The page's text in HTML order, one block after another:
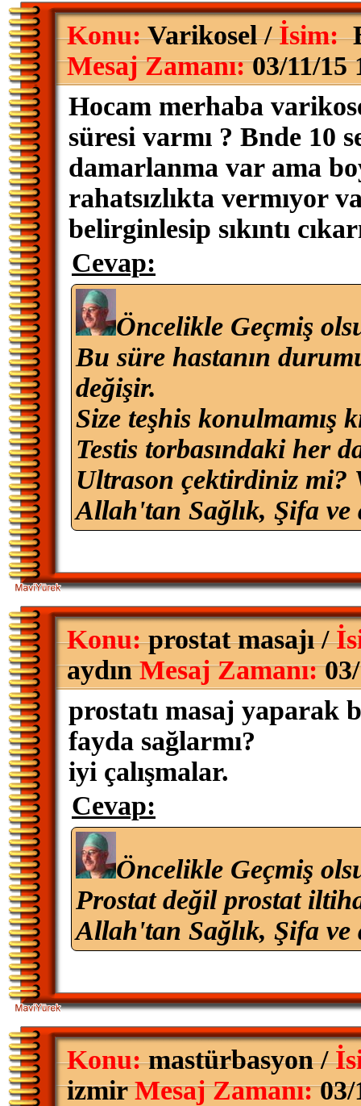
Konu:Varikosel /İsim:
Mesaj Zamanı:03/11/15
Hocam merhaba
süresi varmı ? Bnde 10
damarlanma var ama
rahatsızlıkta vermıyor
belirginlesip sıkıntı
Cevap:
Öncelikle Geçmiş
Bu süre hastanın
değişir.
Size teşhis konulmamış
Testis torbasındaki her
Ultrason çektirdiniz mi?
Allah'tan Sağlık, Şifa
Konu:prostat masajı /
aydınMesaj Zamanı:03/
prostatı masaj yaparak
fayda sağlarmı?
iyi çalışmalar.
Cevap:
Öncelikle Geçmiş
Prostat değil prostat
Allah'tan Sağlık, Şifa
Konu:mastürbasyon /
izmirMesaj Zamanı:03/